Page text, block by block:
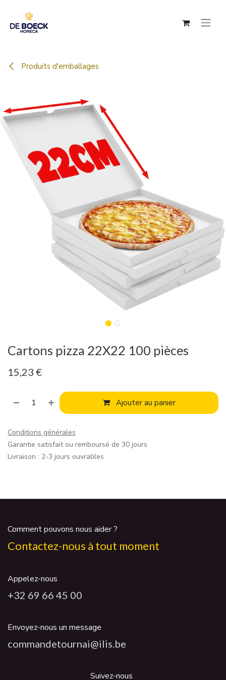
Produits d'emballages
Cartons pizza 22X22 100 pièces
15,23 €
Ajouter au panier
Conditions générales
Garantie satisfait ou remboursé de 30 jours
Livraison : 2-3 jours ouvrables
Comment pouvons nous aider ?
Contactez-nous à tout moment
Appelez-nous
+32 69 66 45 00
Envoyez-nous un message
commandetournai@ilis.be
Suivez-nous